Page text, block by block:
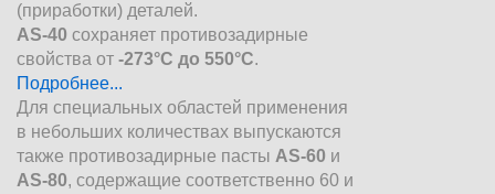
(приработки) деталей.
AS-40 сохраняет противозадирные
свойства от -273°C до 550°C.
Подробнее...
Для специальных областей применения
в небольших количествах выпускаются
также противозадирные пасты AS-60 и
AS-80, содержащие соответственно 60 и